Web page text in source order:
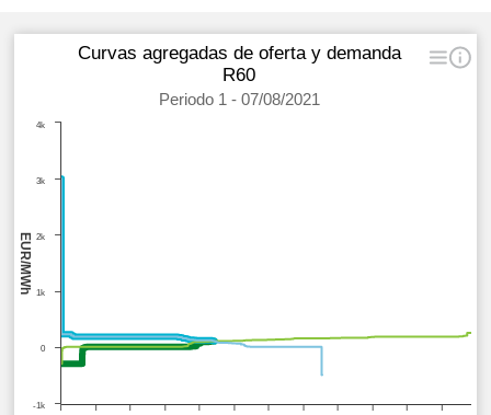
EUR/MWh
Curvas agregadas de oferta y demanda
R60
Periodo 1 - 07/08/2021
-1k
0
1k
2k
3k
4k